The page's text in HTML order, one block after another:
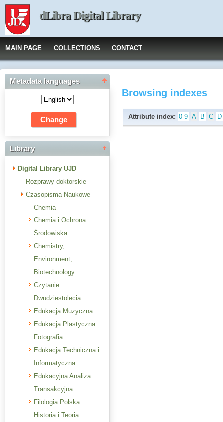
dLibra Digital Library
MAIN PAGE COLLECTIONS CONTACT
Metadata languages
Library
Digital Library UJD
Rozprawy doktorskie
Czasopisma Naukowe
Chemia
Chemia i Ochrona
Środowiska
Chemistry,
Environment,
Biotechnology
Czytanie
Dwudziestolecia
Edukacja Muzyczna
Edukacja Plastyczna:
Fotografia
Edukacja Techniczna i
Informatyczna
Edukacyjna Analiza
Transakcyjna
Filologia Polska:
Historia i Teoria
Browsing indexes
Attribute index: 0-9 A B C D